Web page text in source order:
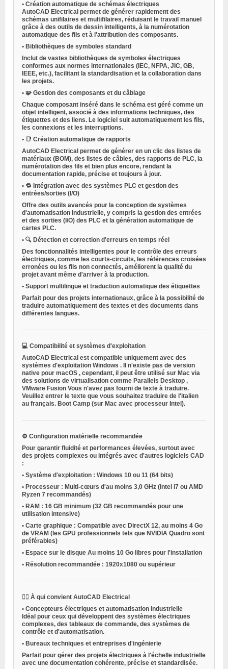
• Création automatique de schémas électriques
AutoCAD Electrical permet de générer rapidement des
schémas unifilaires et multifilaires, réduisant le travail manuel
grâce à des outils de dessin intelligents, à la numérotation
automatique des fils et à l'attribution des composants.
• Bibliothèques de symboles standard
Inclut de vastes bibliothèques de symboles électriques
conformes aux normes internationales (IEC, NFPA, JIC, GB,
IEEE, etc.), facilitant la standardisation et la collaboration dans
les projets.
• 🧩 Gestion des composants et du câblage
Chaque composant inséré dans le schéma est géré comme un
objet intelligent, associé à des informations techniques, des
étiquettes et des liens. Le logiciel suit automatiquement les fils,
les connexions et les interruptions.
• 📑 Création automatique de rapports
AutoCAD Electrical permet de générer en un clic des listes de
matériaux (BOM), des listes de câbles, des rapports de PLC, la
numérotation des fils et bien plus encore, rendant la
documentation rapide, précise et toujours à jour.
• 🔁 Intégration avec des systèmes PLC et gestion des
entrées/sorties (I/O)
Offre des outils avancés pour la conception de systèmes
d'automatisation industrielle, y compris la gestion des entrées
et des sorties (I/O) des PLC et la génération automatique de
cartes PLC.
• 🔍 Détection et correction d'erreurs en temps réel
Des fonctionnalités intelligentes pour le contrôle des erreurs
électriques, comme les courts-circuits, les références croisées
erronées ou les fils non connectés, améliorent la qualité du
projet avant même d'arriver à la production.
• Support multilingue et traduction automatique des étiquettes
Parfait pour des projets internationaux, grâce à la possibilité de
traduire automatiquement des textes et des documents dans
différentes langues.
💻 Compatibilité et systèmes d'exploitation
AutoCAD Electrical est compatible uniquement avec des
systèmes d'exploitation Windows . Il n'existe pas de version
native pour macOS , cependant, il peut être utilisé sur Mac via
des solutions de virtualisation comme Parallels Desktop ,
VMware Fusion Vous n'avez pas fourni de texte à traduire.
Veuillez entrer le texte que vous souhaitez traduire de l'italien
au français. Boot Camp (sur Mac avec processeur Intel).
⚙️ Configuration matérielle recommandée
Pour garantir fluidité et performances élevées, surtout avec
des projets complexes ou intégrés avec d'autres logiciels CAD
:
• Système d'exploitation : Windows 10 ou 11 (64 bits)
• Processeur : Multi-cœurs d'au moins 3,0 GHz (Intel i7 ou AMD
Ryzen 7 recommandés)
• RAM : 16 GB minimum (32 GB recommandés pour une
utilisation intensive)
• Carte graphique : Compatible avec DirectX 12, au moins 4 Go
de VRAM (les GPU professionnels tels que NVIDIA Quadro sont
préférables)
• Espace sur le disque Au moins 10 Go libres pour l'installation
• Résolution recommandée : 1920x1080 ou supérieur
👷‍♂️ À qui convient AutoCAD Electrical
• Concepteurs électriques et automatisation industrielle
Idéal pour ceux qui développent des systèmes électriques
complexes, des tableaux de commande, des systèmes de
contrôle et d'automatisation.
• Bureaux techniques et entreprises d'ingénierie
Parfait pour gérer des projets électriques à l'échelle industrielle
avec une documentation cohérente, précise et standardisée.